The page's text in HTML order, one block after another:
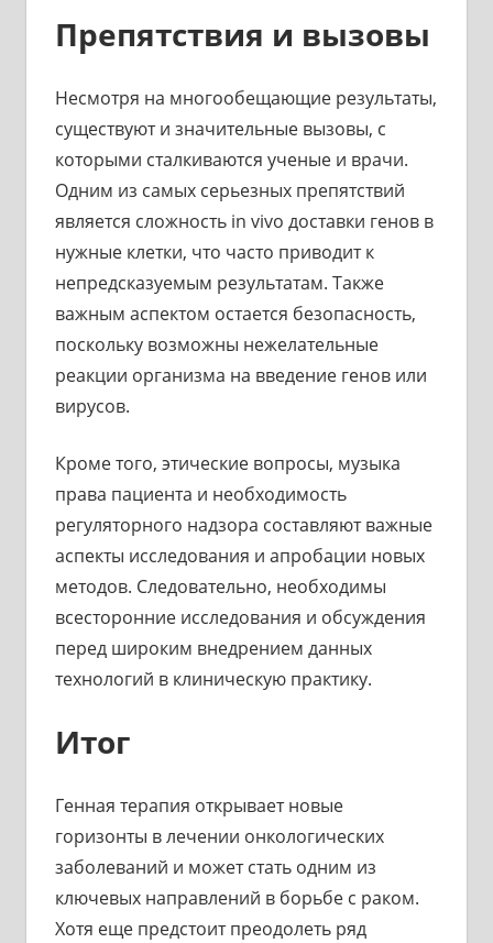
Препятствия и вызовы
Несмотря на многообещающие результаты,
существуют и значительные вызовы, с
которыми сталкиваются ученые и врачи.
Одним из самых серьезных препятствий
является сложность in vivo доставки генов в
нужные клетки, что часто приводит к
непредсказуемым результатам. Также
важным аспектом остается безопасность,
поскольку возможны нежелательные
реакции организма на введение генов или
вирусов.
Кроме того, этические вопросы, музыка
права пациента и необходимость
регуляторного надзора составляют важные
аспекты исследования и апробации новых
методов. Следовательно, необходимы
всесторонние исследования и обсуждения
перед широким внедрением данных
технологий в клиническую практику.
Итог
Генная терапия открывает новые
горизонты в лечении онкологических
заболеваний и может стать одним из
ключевых направлений в борьбе с раком.
Хотя еще предстоит преодолеть ряд